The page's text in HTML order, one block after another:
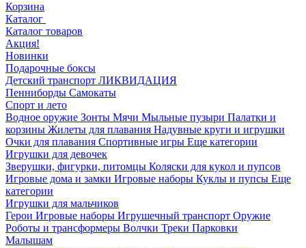
Корзина
Каталог
Каталог товаров
Акция!
Новинки
Подарочные боксы
Детский транспорт ЛИКВИДАЦИЯ
Пенниборды Самокаты
Спорт и лето
Водное оружие Зонты Мячи Мыльные пузыри Палатки и
корзины Жилеты для плавания Надувные круги и игрушки
Очки для плавания Спортивные игры Еще категории
Игрушки для девочек
Зверушки, фигурки, питомцы Коляски для кукол и пупсов
Игровые дома и замки Игровые наборы Куклы и пупсы Еще
категории
Игрушки для мальчиков
Герои Игровые наборы Игрушечный транспорт Оружие
Роботы и трансформеры Волчки Треки Парковки
Малышам